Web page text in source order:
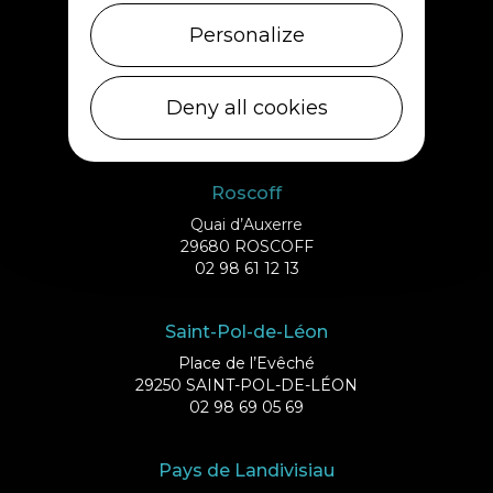
29253 ILE DE BATZ
Roscoff
Quai d’Auxerre
29680 ROSCOFF
02 98 61 12 13
Saint-Pol-de-Léon
Place de l’Evêché
29250 SAINT-POL-DE-LÉON
02 98 69 05 69
Pays de Landivisiau
Personalize
Deny all cookies